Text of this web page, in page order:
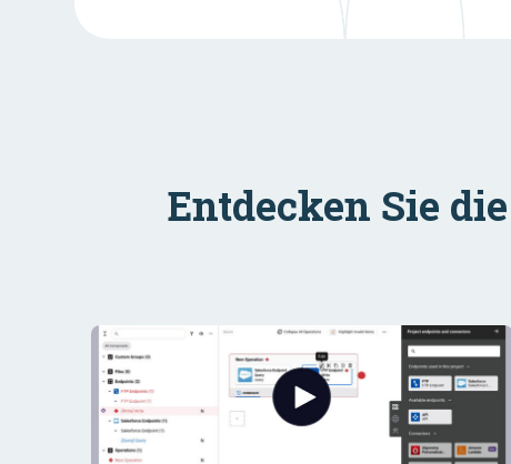
Entdecken Sie